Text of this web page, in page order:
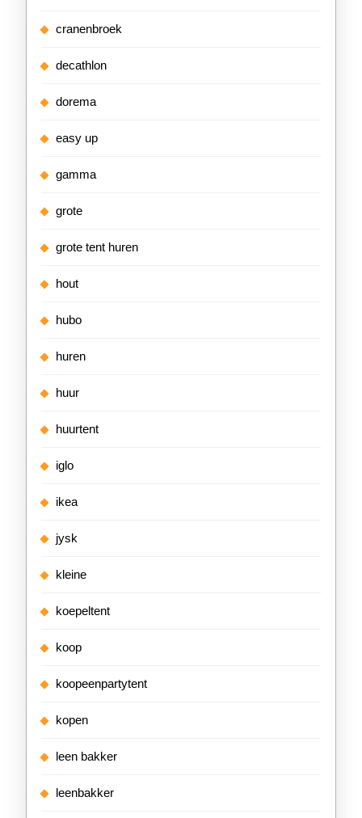
cranenbroek
decathlon
dorema
easy up
gamma
grote
grote tent huren
hout
hubo
huren
huur
huurtent
iglo
ikea
jysk
kleine
koepeltent
koop
koopeenpartytent
kopen
leen bakker
leenbakker